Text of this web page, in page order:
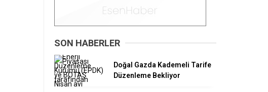
SON HABERLER
Doğal Gazda Kademeli Tarife
Düzenleme Bekliyor